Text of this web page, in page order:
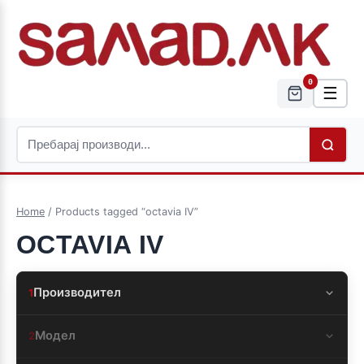
0
☰
Home / Products tagged “octavia IV”
OCTAVIA IV
1Производител
2Модел